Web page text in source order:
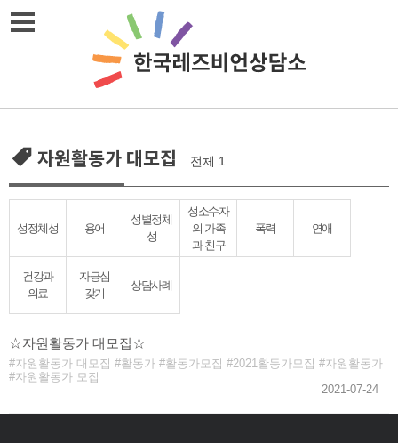
Skip
자원활동가 대모집 전체 1
성정체성 용어
성별정체
성
성소수자
의 가족
과 친구
폭력 연애
건강과
의료
자긍심
갖기
상담사례
☆자원활동가 대모집☆
자원활동가 대모집 활동가 활동가모집 2021활동가모집
자원활동가
자원활동가 모집
2021-07-24